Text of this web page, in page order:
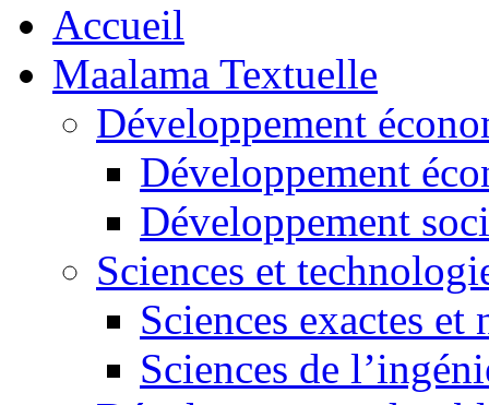
Accueil
Maalama Textuelle
Développement
Développement
Développement
Sciences et
Sciences exactes et
Sciences de